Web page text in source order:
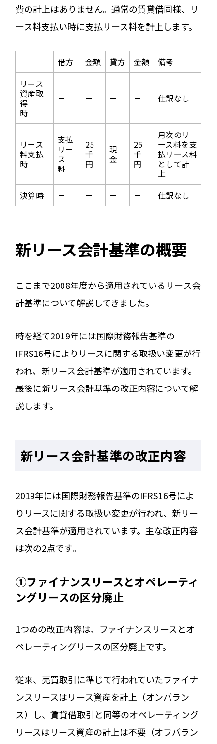
費の計上はありません。通常の賃貸借同様、リ
ース料支払い時に支払リース料を計上します。
借方 金額 貸方 金額
備考
リース
資産取
得
時
－ － － － 仕訳なし
リース
料支払
時
支払
リー
ス
料
25
千
円
現
金
25
千
円
月次のリ
ース料を支
払リース料
として計
上
決算時
－ － － － 仕訳なし
新リース会計基準の概要
ここまで2008年度から適用されているリース会
計基準について解説してきました。
時を経て2019年には国際財務報告基準の
IFRS16号によりリースに関する取扱い変更が行
われ、新リース会計基準が適用されています。
最後に新リース会計基準の改正内容について解
説します。
新リース会計基準の改正内容
2019年には国際財務報告基準のIFRS16号によ
りリースに関する取扱い変更が行われ、新リー
ス会計基準が適用されています。主な改正内容
は次の2点です。
①ファイナンスリースとオペレーティ
ングリースの区分廃止
1つめの改正内容は、ファイナンスリースとオ
ペレーティングリースの区分廃止です。
従来、売買取引に準じて行われていたファイナ
ンスリースはリース資産を計上（オンバラン
ス）し、賃貸借取引と同等のオペレーティング
リースはリース資産の計上は不要（オフバラン